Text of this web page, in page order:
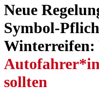
Neue
Symbol-
Winterreifen:
sollten